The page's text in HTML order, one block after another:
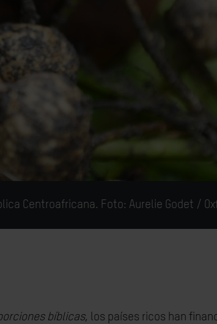
Centroafricana. Foto: Aurelie Godet /
bíblicas, los países ricos han